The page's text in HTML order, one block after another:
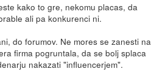
kako to gre, nekomu placas, da
ali pa konkurenci ni.
do forumov. Ne mores se zanesti na
firma pogruntala, da se bolj splaca
nakazati "influencerjem".